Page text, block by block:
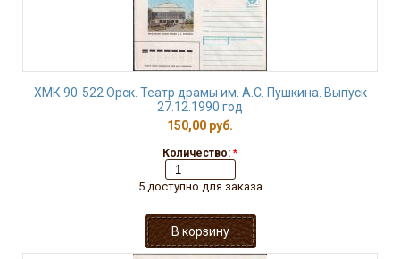
ХМК 90-522 Орск. Театр драмы им. А.С. Пушкина. Выпуск
27.12.1990 год
150,00 руб.
Количество: *
5 доступно для заказа